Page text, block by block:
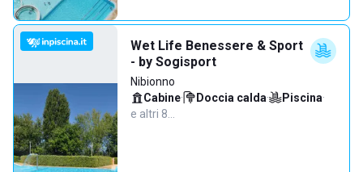
Wet Life Benessere & Sport
- by Sogisport
Nibionno
Cabine· Doccia calda· Piscina·
e altri 8…